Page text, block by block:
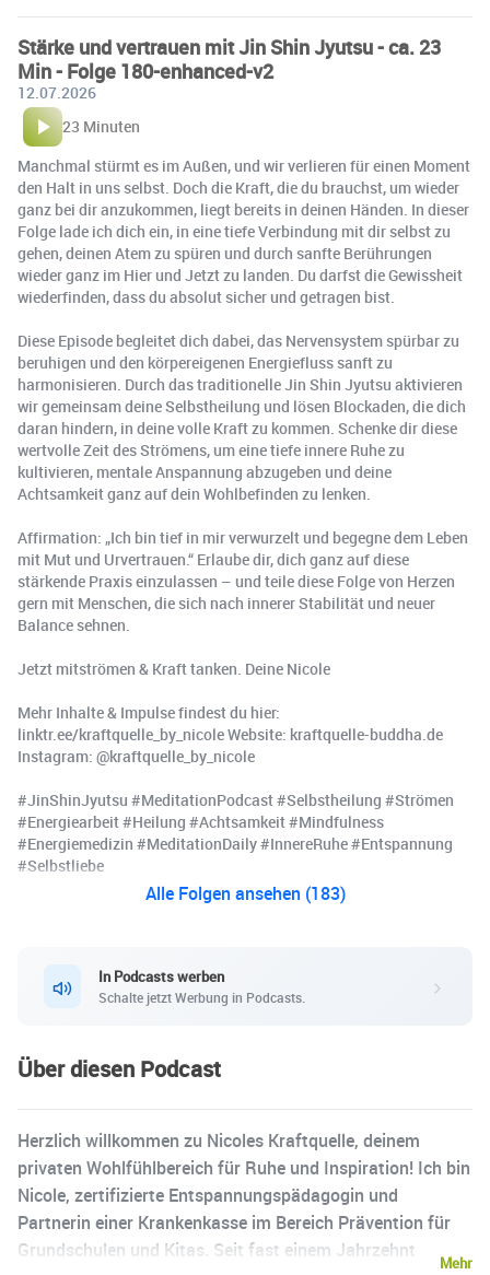
Stärke und vertrauen mit Jin Shin Jyutsu - ca. 23
Min - Folge 180-enhanced-v2
12.07.2026
23 Minuten
Manchmal stürmt es im Außen, und wir verlieren für einen Moment
den Halt in uns selbst. Doch die Kraft, die du brauchst, um wieder
ganz bei dir anzukommen, liegt bereits in deinen Händen. In dieser
Folge lade ich dich ein, in eine tiefe Verbindung mit dir selbst zu
gehen, deinen Atem zu spüren und durch sanfte Berührungen
wieder ganz im Hier und Jetzt zu landen. Du darfst die Gewissheit
wiederfinden, dass du absolut sicher und getragen bist.
Diese Episode begleitet dich dabei, das Nervensystem spürbar zu
beruhigen und den körpereigenen Energiefluss sanft zu
harmonisieren. Durch das traditionelle Jin Shin Jyutsu aktivieren
wir gemeinsam deine Selbstheilung und lösen Blockaden, die dich
daran hindern, in deine volle Kraft zu kommen. Schenke dir diese
wertvolle Zeit des Strömens, um eine tiefe innere Ruhe zu
kultivieren, mentale Anspannung abzugeben und deine
Achtsamkeit ganz auf dein Wohlbefinden zu lenken.
Affirmation: „Ich bin tief in mir verwurzelt und begegne dem Leben
mit Mut und Urvertrauen.“ Erlaube dir, dich ganz auf diese
stärkende Praxis einzulassen – und teile diese Folge von Herzen
gern mit Menschen, die sich nach innerer Stabilität und neuer
Balance sehnen.
Jetzt mitströmen & Kraft tanken. Deine Nicole
Mehr Inhalte & Impulse findest du hier:
linktr.ee/kraftquelle_by_nicole Website: kraftquelle-buddha.de
Instagram: @kraftquelle_by_nicole
#JinShinJyutsu #MeditationPodcast #Selbstheilung #Strömen
#Energiearbeit #Heilung #Achtsamkeit #Mindfulness
#Energiemedizin #MeditationDaily #InnereRuhe #Entspannung
#Selbstliebe
Alle Folgen ansehen (183)
In Podcasts werben
Schalte jetzt Werbung in Podcasts.
Über diesen Podcast
Herzlich willkommen zu Nicoles Kraftquelle, deinem
privaten Wohlfühlbereich für Ruhe und Inspiration! Ich bin
Nicole, zertifizierte Entspannungspädagogin und
Partnerin einer Krankenkasse im Bereich Prävention für
Grundschulen und Kitas. Seit fast einem Jahrzehnt
Mehr